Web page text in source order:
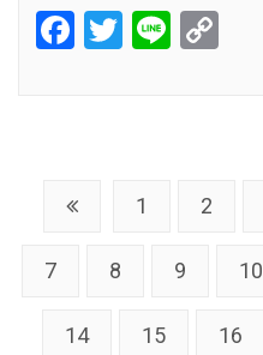
Facebook
Twitter
Line
1 2
7 8 9 10
14 15 16